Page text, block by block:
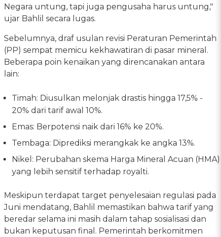
Negara untung, tapi juga pengusaha harus untung,"
ujar Bahlil secara lugas.
Sebelumnya, draf usulan revisi Peraturan Pemerintah
(PP) sempat memicu kekhawatiran di pasar mineral.
Beberapa poin kenaikan yang direncanakan antara
lain:
Timah: Diusulkan melonjak drastis hingga 17,5% -
20% dari tarif awal 10%.
Emas: Berpotensi naik dari 16% ke 20%.
Tembaga: Diprediksi merangkak ke angka 13%.
Nikel: Perubahan skema Harga Mineral Acuan (HMA)
yang lebih sensitif terhadap royalti.
Meskipun terdapat target penyelesaian regulasi pada
Juni mendatang, Bahlil memastikan bahwa tarif yang
beredar selama ini masih dalam tahap sosialisasi dan
bukan keputusan final. Pemerintah berkomitmen